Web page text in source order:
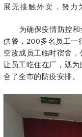
另外，富世康城区